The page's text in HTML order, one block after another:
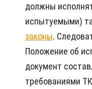
должны
испытуемыми)
законы.
Положение об
документ
требованиями